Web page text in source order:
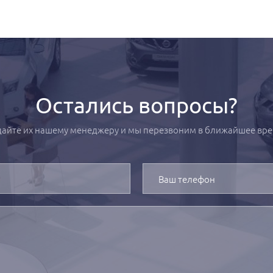
Остались вопросы?
их нашему менеджеру и мы перезвоним в ближайшее